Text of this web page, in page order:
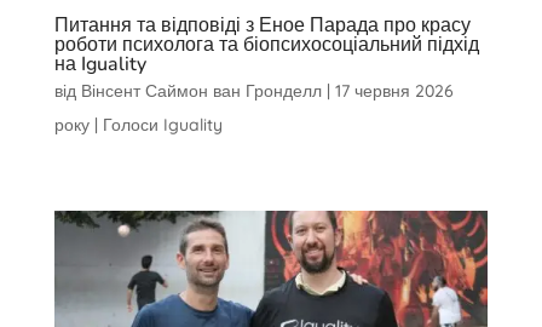
Питання та відповіді з Еное Парада про красу
роботи психолога та біопсихосоціальний підхід
на Iguality
від Вінсент Саймон ван Гронделл| 17 червня 2026
року| Голоси Iguality